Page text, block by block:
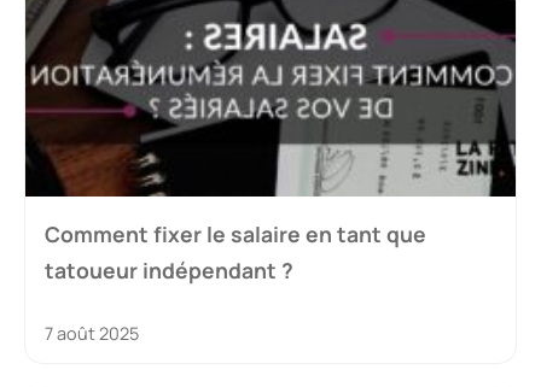
Comment fixer le salaire en tant que
tatoueur indépendant ?
7 août 2025